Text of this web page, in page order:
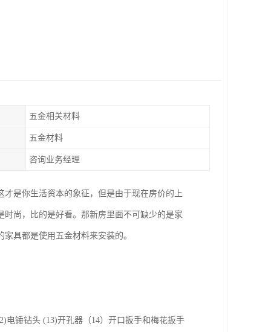
五金相关材料
五金材料
咨询业务经理
是你生活资本的象征，但是由于现在房价的上
尚，比的是好看。那新房里面不可缺少的是家
具都是使用五金材料来安装的。
电锤钻头 (13)开孔器（14）开口扳手和梅花扳手